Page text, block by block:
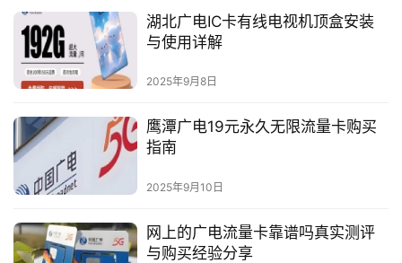
湖北广电IC卡有线电视机顶盒安装
与使用详解
2025年9月8日
鹰潭广电19元永久无限流量卡购买
指南
2025年9月10日
网上的广电流量卡靠谱吗真实测评
与购买经验分享